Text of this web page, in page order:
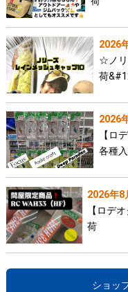
2026
☆ノリ
荷
2026
【ロ
各種
2026年8
【ロデ
荷
ショッ